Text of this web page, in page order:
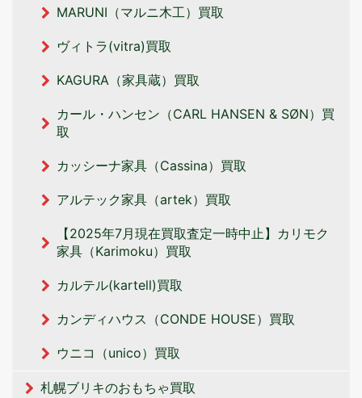
MARUNI（マルニ木工）買取
ヴィトラ(vitra)買取
KAGURA（家具蔵）買取
カール・ハンセン（CARL HANSEN & SØN）買
取
カッシーナ家具（Cassina）買取
アルテック家具（artek）買取
【2025年7月現在買取査定一時中止】カリモク
家具（Karimoku）買取
カルテル(kartell)買取
カンディハウス（CONDE HOUSE）買取
ウニコ（unico）買取
札幌ブリキのおもちゃ買取